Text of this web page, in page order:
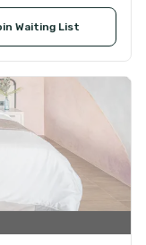
Waiting List